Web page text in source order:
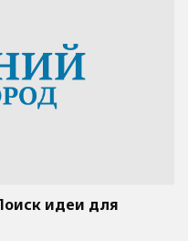
идеи для